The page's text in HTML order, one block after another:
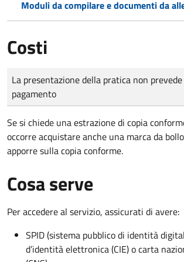
Moduli da compilare e documenti da
Costi
Tipo di pagamento
Importo
La presentazione della pratica non
pagamento
Se si chiede una estrazione di copia
occorre acquistare anche una marca da
apporre sulla copia conforme.
Cosa serve
Per accedere al servizio, assicurati di avere:
SPID (sistema pubblico di identità
d’identità elettronica (CIE) o carta